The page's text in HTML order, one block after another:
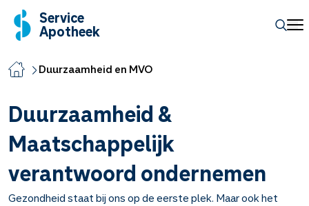
Service
Apotheek
Duurzaamheid en MVO
Duurzaamheid &
Maatschappelijk
verantwoord ondernemen
Gezondheid staat bij ons op de eerste plek. Maar ook het